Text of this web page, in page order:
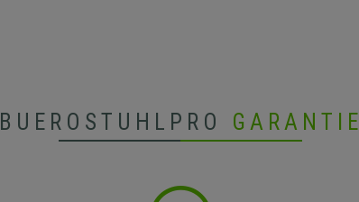
BUEROSTUHLPRO GARANTIE